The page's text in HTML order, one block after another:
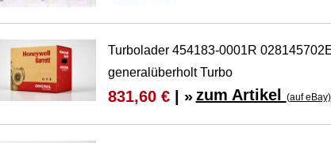
Turbolader 454183-0001R
generalüberholt Turbo
831,60 €| » zum Artikel (auf eBay)